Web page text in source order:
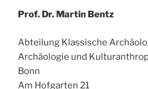
Prof. Dr. Martin Bentz
Abteilung Klassische
Archäologie und
Bonn
Am Hofgarten 21